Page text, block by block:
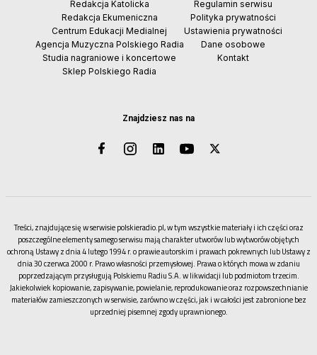
Znajdziesz nas na
Redakcja Katolicka
Redakcja Ekumeniczna
Centrum Edukacji Medialnej
Agencja Muzyczna Polskiego Radia
Studia nagraniowe i koncertowe
Sklep Polskiego Radia
Regulamin serwisu
Polityka prywatności
Ustawienia prywatności
Dane osobowe
Kontakt
Treści, znajdujące się w serwisie polskieradio.pl, w tym wszystkie materiały i ich części oraz
poszczególne elementy samego serwisu mają charakter utworów lub wytworów objętych
ochroną Ustawy z dnia 4 lutego 1994 r. o prawie autorskim i prawach pokrewnych lub Ustawy z
dnia 30 czerwca 2000 r. Prawo własności przemysłowej. Prawa o których mowa w zdaniu
poprzedzającym przysługują Polskiemu Radiu S.A. w likwidacji lub podmiotom trzecim.
Jakiekolwiek kopiowanie, zapisywanie, powielanie, reprodukowanie oraz rozpowszechnianie
materiałów zamieszczonych w serwisie, zarówno w części, jak i w całości jest zabronione bez
uprzedniej pisemnej zgody uprawnionego.